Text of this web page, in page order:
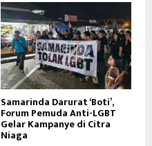
Samarinda Darurat ‘Boti’,
Forum Pemuda Anti-LGBT
Gelar Kampanye di Citra
Niaga